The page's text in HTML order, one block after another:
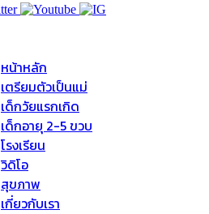
หน้าหลัก
เตรียมตัวเป็นแม่
เด็กวัยแรกเกิด
เด็กอายุ 2-5 ขวบ
โรงเรียน
วิดิโอ
สุขภาพ
เกี่ยวกับเรา